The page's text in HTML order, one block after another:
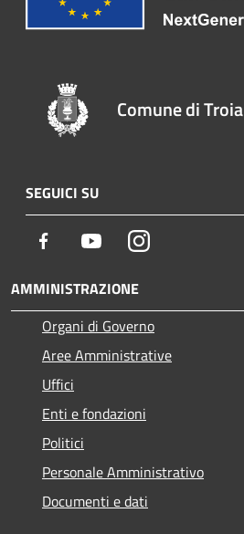
Comune di Troia
SEGUICI SU
Facebook YoutubeInstagram
AMMINISTRAZIONE
Organi di Governo
Aree Amministrative
Uffici
Enti e fondazioni
Politici
Personale Amministrativo
Documenti e dati